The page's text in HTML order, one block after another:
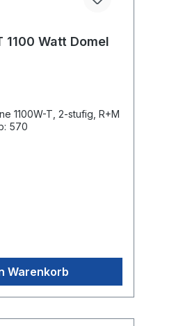
1100 Watt Domel
1100W-T, 2-stufig, R+M
570
Warenkorb